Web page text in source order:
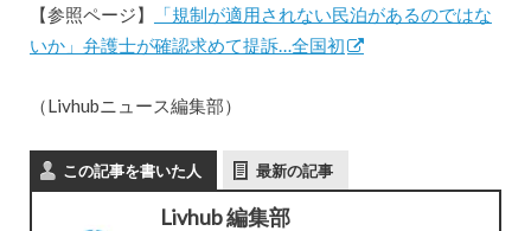
【参照ページ】
「規制が適用されない民泊があるのではな
いか」弁護士が確認求めて提訴…全国初
（Livhubニュース編集部）
この記事を書いた人 最新の記事
Livhub 編集部